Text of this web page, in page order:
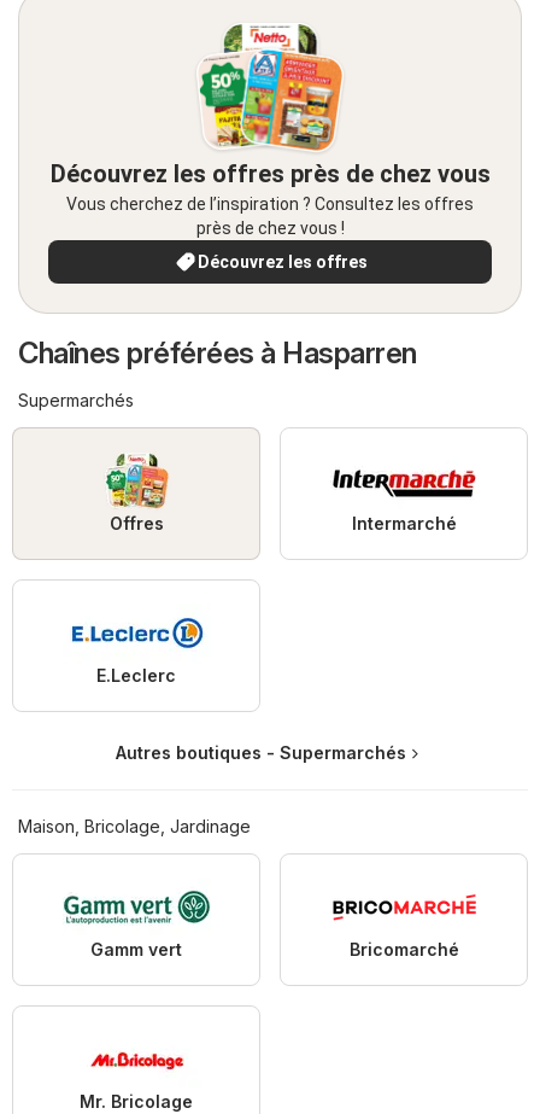
Découvrez les offres près de chez vous
Vous cherchez de l’inspiration ? Consultez les offres
près de chez vous !
Découvrez les offres
Chaînes préférées à Hasparren
Supermarchés
Offres Intermarché
E.Leclerc
Autres boutiques - Supermarchés
Maison, Bricolage, Jardinage
Gamm vert Bricomarché
Mr. Bricolage